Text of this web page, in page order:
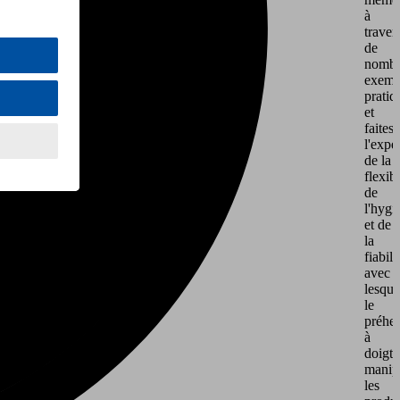
à
de
et
faites
de la
de
et de
la
avec
le
à
doigts
les